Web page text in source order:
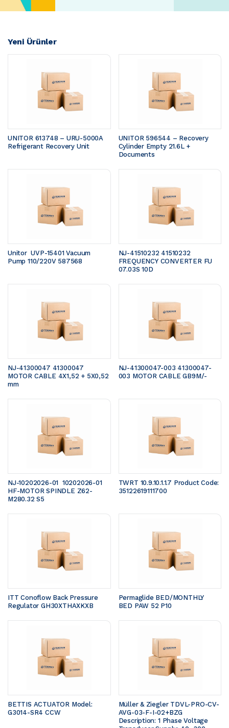
Yeni Ürünler
UNITOR 613748 – URU-5000A
Refrigerant Recovery Unit
UNITOR 596544 – Recovery
Cylinder Empty 21.6L +
Documents
Unitor  UVP-15401 Vacuum
Pump 110/220V 587568
NJ-41510232 41510232
FREQUENCY CONVERTER FU
07.03S 10D
NJ-41300047 41300047
MOTOR CABLE 4X1,52 + 5X0,52
mm
NJ-41300047-003 41300047-
003 MOTOR CABLE GB9M/-
NJ-10202026-01  10202026-01
HF-MOTOR SPINDLE Z62-
M280.32 S5
TWRT 10.9.10.1.1.7 Product Code:
35122619111700
ITT Conoflow Back Pressure
Regulator GH30XTHAXKXB
Permaglide BED/MONTHLY
BED PAW 52 P10
BETTIS ACTUATOR Model:
G3014-SR4 CCW
Müller & Ziegler TDVL-PRO-CV-
AVG-03-F-I-02+BZG
Description: 1 Phase Voltage